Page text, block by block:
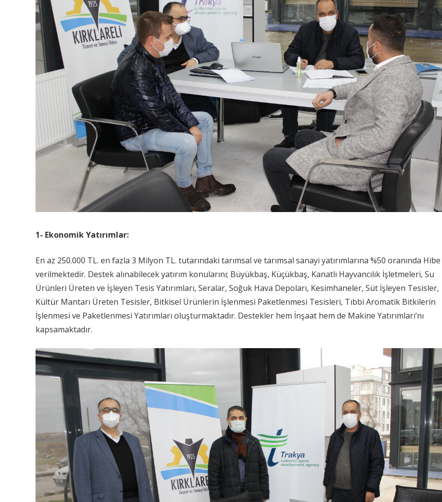
1- Ekonomik Yatırımlar:
En az 250.000 TL. en fazla 3 Milyon TL. tutarındaki tarımsal ve tarımsal sanayi yatırımlarına %50 oranında Hibe
verilmektedir. Destek alınabilecek yatırım konularını; Büyükbaş, Küçükbaş, Kanatlı Hayvancılık İşletmeleri, Su
Ürünleri Üreten ve İşleyen Tesis Yatırımları, Seralar, Soğuk Hava Depoları, Kesimhaneler, Süt İşleyen Tesisler,
Kültür Mantarı Üreten Tesisler, Bitkisel Ürünlerin İşlenmesi Paketlenmesi Tesisleri, Tıbbi Aromatik Bitkilerin
İşlenmesi ve Paketlenmesi Yatırımları oluşturmaktadır. Destekler hem İnşaat hem de Makine Yatırımları’nı
kapsamaktadır.